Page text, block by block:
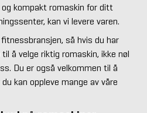
kompakt romaskin for ditt
kan vi levere varen.
så hvis du har
å velge riktig romaskin, ikke nøl
Du er også velkommen til å
kan oppleve mange av våre